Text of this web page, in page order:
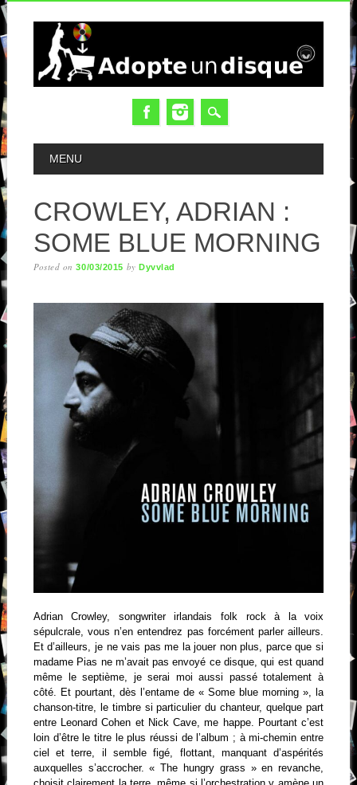
MAIN MENU
MENU
CROWLEY, ADRIAN :
SOME BLUE MORNING
Posted on30/03/2015 byDyvvlad
Adrian Crowley, songwriter irlandais folk rock à la voix
sépulcrale, vous n’en entendrez pas forcément parler ailleurs.
Et d’ailleurs, je ne vais pas me la jouer non plus, parce que si
madame Pias ne m’avait pas envoyé ce disque, qui est quand
même le septième, je serai moi aussi passé totalement à
côté. Et pourtant, dès l’entame de « Some blue morning », la
chanson-titre, le timbre si particulier du chanteur, quelque part
entre Leonard Cohen et Nick Cave, me happe. Pourtant c’est
loin d’être le titre le plus réussi de l’album ; à mi-chemin entre
ciel et terre, il semble figé, flottant, manquant d’aspérités
auxquelles s’accrocher. « The hungry grass » en revanche,